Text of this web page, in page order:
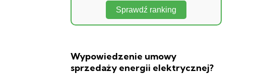
Sprawdź ranking
Wypowiedzenie umowy
sprzedaży energii elektrycznej?